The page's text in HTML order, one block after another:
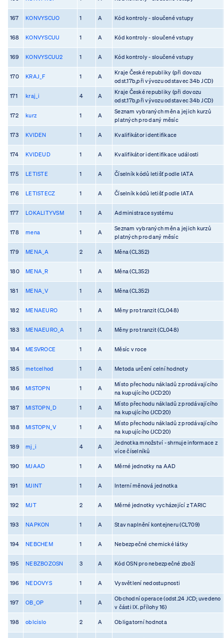
167 KONVYSCUO 1 A Kód kontroly - sloučené vstupy
168 KONVYSCUU 1 A Kód kontroly - sloučené vstupy
169 KONVYSCUU2 1 A Kód kontroly - sloučené vstupy
170 KRAJ_F 1 A
Kraje České republiky (při dovozu
odst.17b,při vývozu odstavec 34b JCD)
171 kraj_i 4 A
Kraje České republiky (při dovozu
odst.17b,při vývozu odstavec 34b JCD)
172 kurz 1 A
Seznam vybraných měn a jejich kurzů
platných pro daný měsíc
173 KVIDEN 1 A Kvalifikátor identifikace
174 KVIDEUD 1 A Kvalifikátor identifikace události
175 LETISTE 1 A Číselník kódů letišť podle IATA
176 LETISTECZ 1 A Číselník kódů letišť podle IATA
177 LOKALITYVSM 1 A Administrace systému
178 mena 1 A
Seznam vybraných měn a jejich kurzů
platných pro daný měsíc
179 MENA_A 2 A Měna (CL352)
180 MENA_R 1 A Měna (CL352)
181 MENA_V 1 A Měna (CL352)
182 MENAEURO 1 A Měny pro tranzit (CL048)
183 MENAEURO_A 1 A Měny pro tranzit (CL048)
184 MESVROCE 1 A Měsíc v roce
185 metcelhod 1 A Metoda určení celní hodnoty
186 MISTOPN 1 A
Místo přechodu nákladů z prodávajícího
na kupujícího (JCD20)
187 MISTOPN_D 1 A
Místo přechodu nákladů z prodávajícího
na kupujícího (JCD20)
188 MISTOPN_V 1 A
Místo přechodu nákladů z prodávajícího
na kupujícího (JCD20)
189 mj_i 4 A
Jednotka množství - shrnuje informace z
více číselníků
190 MJAAD 1 A Měrné jednotky na AAD
191 MJINT 1 A Interní měnová jednotka
192 MJT 2 A Měrné jednotky vycházející z TARIC
193 NAPKON 1 A Stav naplnění kontejneru (CL709)
194 NEBCHEM 1 A Nebezpečné chemické látky
195 NEBZBOZOSN 3 A Kód OSN pro nebezpečné zboží
196 NEDOVYS 1 A Vysvětlení nedostupnosti
197 OB_OP 1 A
Obchodní operace (odst.24 JCD; uvedeno
v části IX. přílohy 16)
198 oblcislo 2 A Obligatorní hodnota